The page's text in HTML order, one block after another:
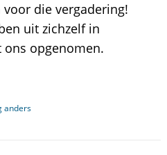
die vergadering!
uit zichzelf in
opgenomen.
anders